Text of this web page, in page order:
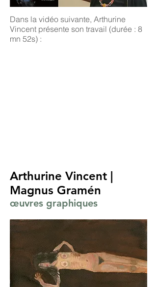
Dans la vidéo suivante, Arthurine
Vincent présente son travail (durée : 8
mn 52s) :
Arthurine Vincent |
Magnus Gramén
œuvres graphiques